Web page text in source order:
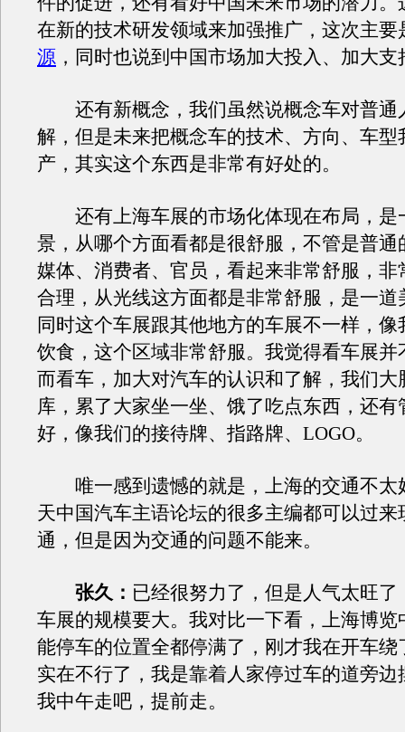
在新的技术研发领域来加强推广，这次主要
源 ，同时也说到中国市场加大投入、加大支
还有新概念，我们虽然说概念车对普通
解，但是未来把概念车的技术、方向、车型
产，其实这个东西是非常有好处的。
还有上海车展的市场化体现在布局，是
景，从哪个方面看都是很舒服，不管是普通
媒体、消费者、官员，看起来非常舒服，非
合理，从光线这方面都是非常舒服，是一道
同时这个车展跟其他地方的车展不一样，像
饮食，这个区域非常舒服。我觉得看车展并
而看车，加大对汽车的认识和了解，我们大
库，累了大家坐一坐、饿了吃点东西，还有
好，像我们的接待牌、指路牌、LOGO。
唯一感到遗憾的就是，上海的交通不太
天中国汽车主语论坛的很多主编都可以过来
通，但是因为交通的问题不能来。
张久： 已经很努力了，但是人气太旺了
车展的规模要大。我对比一下看，上海博览
能停车的位置全都停满了，刚才我在开车绕
实在不行了，我是靠着人家停过车的道旁边
我中午走吧，提前走。